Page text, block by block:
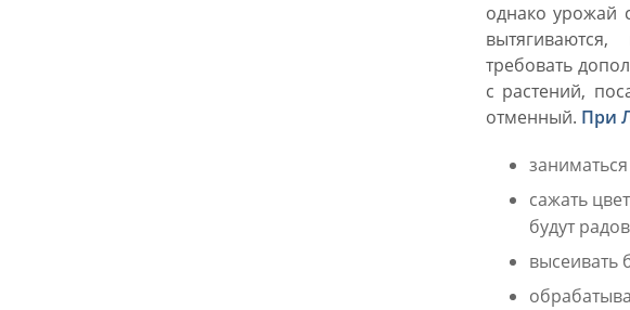
однако урожай
требовать
с растений,
отменный. При
сажать
будут
высеивать